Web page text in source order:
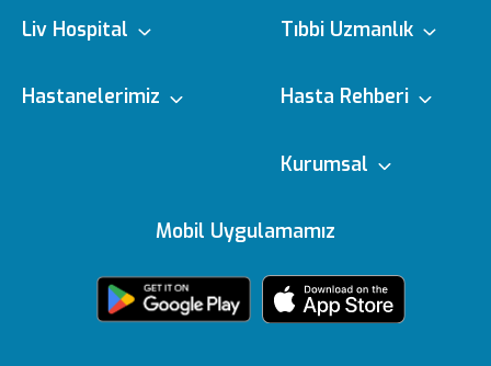
Liv Hospital
Hakkımızda
Hastanelerimiz
Tıbbi Uzmanlık
Tıbbi Branşlar
Doktorlarımız
Hasta Rehberi
e-Sonuc
Sizi Dinliyoruz
Kurumsal
içerik Güncelleme
Mobil Uygulamamız